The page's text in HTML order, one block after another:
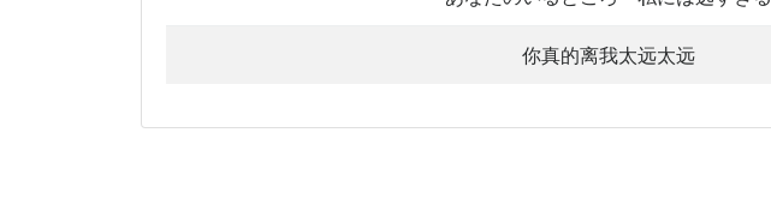
你真的离我太远太远